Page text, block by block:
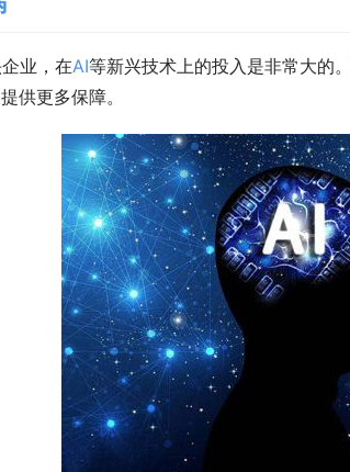
业，在AI等新兴技术上的投入是非常大的
供更多保障。